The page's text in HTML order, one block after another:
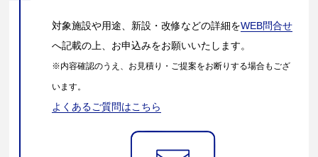
対象施設や用途、新設・改修などの詳細をWEB問合せ
へ記載の上、お申込みをお願いいたします。
※内容確認のうえ、お見積り・ご提案をお断りする場合もござ
います。
よくあるご質問はこちら